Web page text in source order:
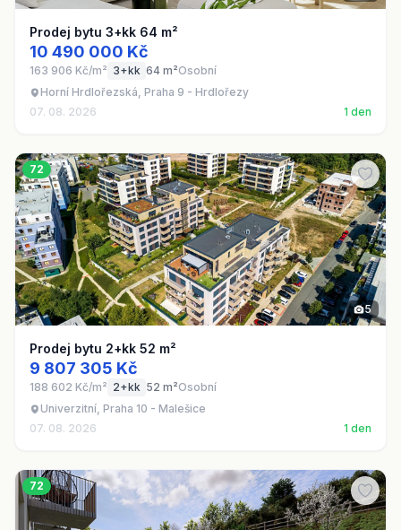
Prodej bytu 3+kk 64 m²
10 490 000 Kč
163 906 Kč/m² 3+kk 64 m²Osobní
Horní Hrdlořezská, Praha 9 - Hrdlořezy
07. 08. 2026
1 den
72
5
Prodej bytu 2+kk 52 m²
9 807 305 Kč
188 602 Kč/m² 2+kk 52 m²Osobní
Univerzitní, Praha 10 - Malešice
07. 08. 2026
1 den
72